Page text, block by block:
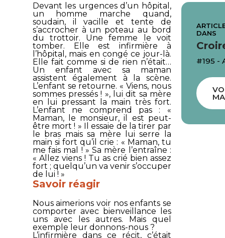
Devant les urgences d’un hôpital,
un homme marche quand,
soudain, il vacille et tente de
s’accrocher à un poteau au bord
du trottoir. Une femme le voit
tomber. Elle est infirmière à
l’hôpital, mais en congé ce jour-là.
Elle fait comme si de rien n’était…
Un enfant avec sa maman
assistent également à la scène.
L’enfant se retourne. « Viens, nous
sommes pressés ! », lui dit sa mère
en lui pressant la main très fort.
L’enfant ne comprend pas : «
Maman, le monsieur, il est peut-
être mort ! » Il essaie de la tirer par
le bras mais sa mère lui serre la
main si fort qu’il crie : « Maman, tu
me fais mal ! » Sa mère l’entraîne :
« Allez viens ! Tu as crié bien assez
fort ; quelqu’un va venir s’occuper
de lui ! »
Savoir réagir
Nous aimerions voir nos enfants se
comporter avec bienveillance les
uns avec les autres. Mais quel
exemple leur donnons-nous ?
L’infirmière dans ce récit, c’était
DANS
#195 -